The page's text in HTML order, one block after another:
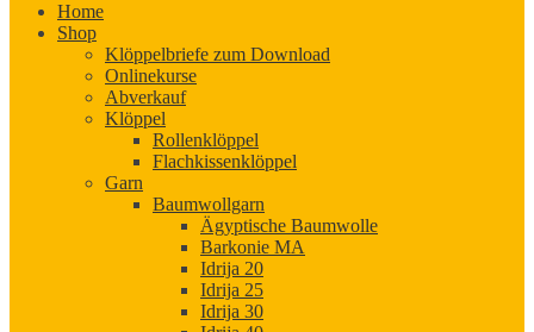
Home
Shop
Klöppelbriefe zum Download
Onlinekurse
Abverkauf
Klöppel
Rollenklöppel
Flachkissenklöppel
Garn
Baumwollgarn
Ägyptische Baumwolle
Barkonie MA
Idrija 20
Idrija 25
Idrija 30